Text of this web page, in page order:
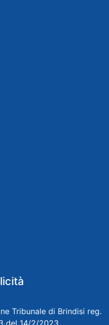
Tribunale di Brindisi reg.